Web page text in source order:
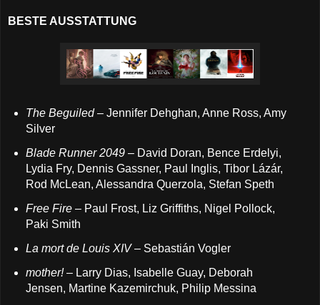
BESTE AUSSTATTUNG
The Beguiled– Jennifer Dehghan, Anne Ross, Amy
Silver
Blade Runner 2049 – David Doran, Bence Erdelyi,
Lydia Fry, Dennis Gassner, Paul Inglis, Tibor Lázár,
Rod McLean, Alessandra Querzola, Stefan Speth
Free Fire– Paul Frost, Liz Griffiths, Nigel Pollock,
Paki Smith
La mort de Louis XIV– Sebastián Vogler
mother!– Larry Dias, Isabelle Guay, Deborah
Jensen, Martine Kazemirchuk, Philip Messina